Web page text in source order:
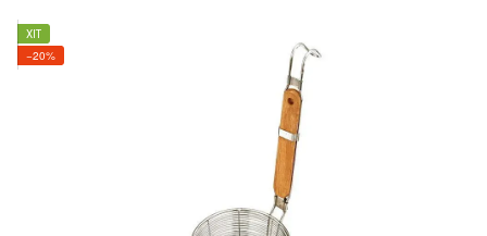
ХІТ
−20%